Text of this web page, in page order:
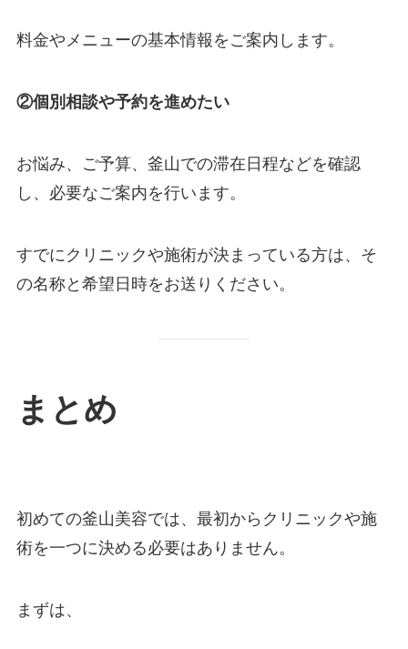
料金やメニューの基本情報をご案内します。
②個別相談や予約を進めたい
お悩み、ご予算、釜山での滞在日程などを確認
し、必要なご案内を行います。
すでにクリニックや施術が決まっている方は、そ
の名称と希望日時をお送りください。
まとめ
初めての釜山美容では、最初からクリニックや施
術を一つに決める必要はありません。
まずは、